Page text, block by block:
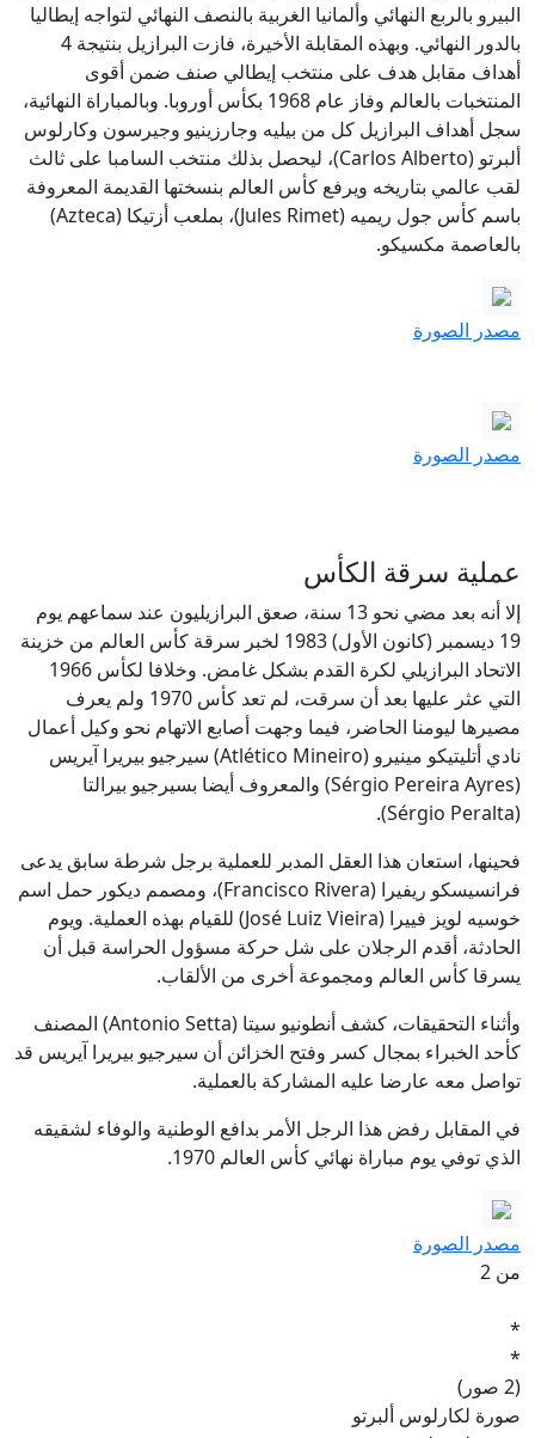
البيرو بالربع النهائي وألمانيا الغربية بالنصف النهائي لتواجه إيطاليا
بالدور النهائي. وبهذه المقابلة الأخيرة، فازت البرازيل بنتيجة 4
أهداف مقابل هدف على منتخب إيطالي صنف ضمن أقوى
المنتخبات بالعالم وفاز عام 1968 بكأس أوروبا. وبالمباراة النهائية،
سجل أهداف البرازيل كل من بيليه وجارزينيو وجيرسون وكارلوس
ألبرتو (Carlos Alberto)، ليحصل بذلك منتخب السامبا على ثالث
لقب عالمي بتاريخه ويرفع كأس العالم بنسختها القديمة المعروفة
باسم كأس جول ريميه (Jules Rimet)، بملعب أزتيكا (Azteca)
بالعاصمة مكسيكو.
مصدر الصورة
مصدر الصورة
عملية سرقة الكأس
إلا أنه بعد مضي نحو 13 سنة، صعق البرازيليون عند سماعهم يوم
19 ديسمبر (كانون الأول) 1983 لخبر سرقة كأس العالم من خزينة
الاتحاد البرازيلي لكرة القدم بشكل غامض. وخلافا لكأس 1966
التي عثر عليها بعد أن سرقت، لم تعد كأس 1970 ولم يعرف
مصيرها ليومنا الحاضر، فيما وجهت أصابع الاتهام نحو وكيل أعمال
نادي أتليتيكو مينيرو (Atlético Mineiro) سيرجيو بيريرا آيريس
(Sérgio Pereira Ayres) والمعروف أيضا بسيرجيو بيرالتا
(Sérgio Peralta).
فحينها، استعان هذا العقل المدبر للعملية برجل شرطة سابق يدعى
فرانسيسكو ريفيرا (Francisco Rivera)، ومصمم ديكور حمل اسم
خوسيه لويز فييرا (José Luiz Vieira) للقيام بهذه العملية. ويوم
الحادثة، أقدم الرجلان على شل حركة مسؤول الحراسة قبل أن
يسرقا كأس العالم ومجموعة أخرى من الألقاب.
وأثناء التحقيقات، كشف أنطونيو سيتا (Antonio Setta) المصنف
كأحد الخبراء بمجال كسر وفتح الخزائن أن سيرجيو بيريرا آيريس قد
تواصل معه عارضا عليه المشاركة بالعملية.
في المقابل رفض هذا الرجل الأمر بدافع الوطنية والوفاء لشقيقه
الذي توفي يوم مباراة نهائي كأس العالم 1970.
مصدر الصورة
من 2
*
*
(2 صور)
صورة لكارلوس ألبرتو